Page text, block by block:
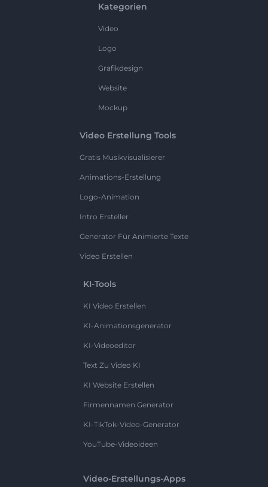
Kategorien
Video
Logo
Grafikdesign
Website
Mockup
Video Erstellung Tools
Gratis Musikvisualisierer
Animations-Erstellung
Logo-Animation
Intro Ersteller
Generator Für Animierte Texte
Video Erstellen
KI-Tools
KI Video Erstellen
KI-Animationsgenerator
KI-Videoeditor
Text Zu Video KI
KI Website Erstellen
Firmennamen Generator
KI-TikTok-Video-Generator
YouTube-Videoideen
Video-Erstellungs-Apps